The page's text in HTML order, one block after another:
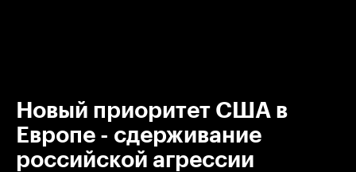
Новый приоритет США в
Европе - сдерживание
российской агрессии